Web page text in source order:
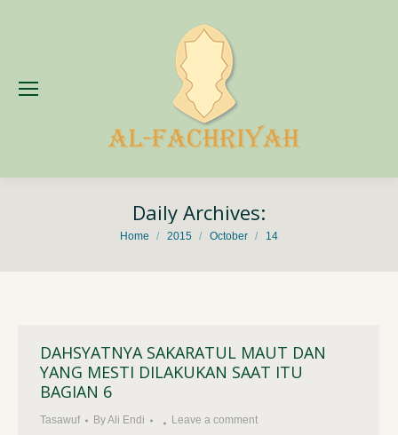
Daily Archives:
You are here:
Home 2015 October 14
DAHSYATNYA SAKARATUL MAUT DAN
YANG MESTI DILAKUKAN SAAT ITU
BAGIAN 6
Tasawuf ByAli Endi Leave a comment